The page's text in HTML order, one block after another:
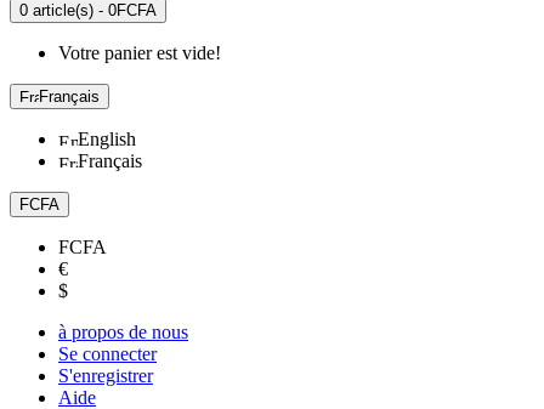
0 article(s) - 0FCFA
Votre panier est vide!
Français
English
Français
FCFA
FCFA
€
$
à propos de nous
Se connecter
S'enregistrer
Aide